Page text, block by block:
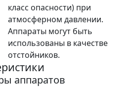
класс опасности) при
атмосферном давлении.
Аппараты могут быть
использованы в качестве
отстойников.
аппаратов